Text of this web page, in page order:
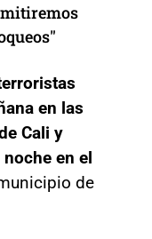
en las
Cali y
en el
de